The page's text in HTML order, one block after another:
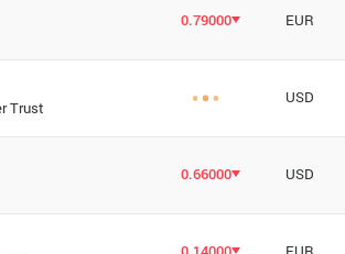
0.79000 EUR
Trust
USD
0.66000 USD